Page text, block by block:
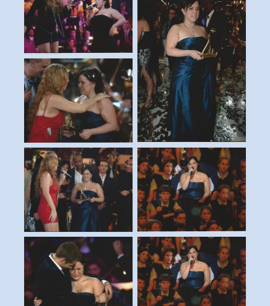
duo avec mariah carey
victoire · 16 décembre
2005
félicitations de mariah
carey
la promotion 5 en chœur